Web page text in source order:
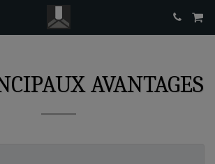
AVANTAGES